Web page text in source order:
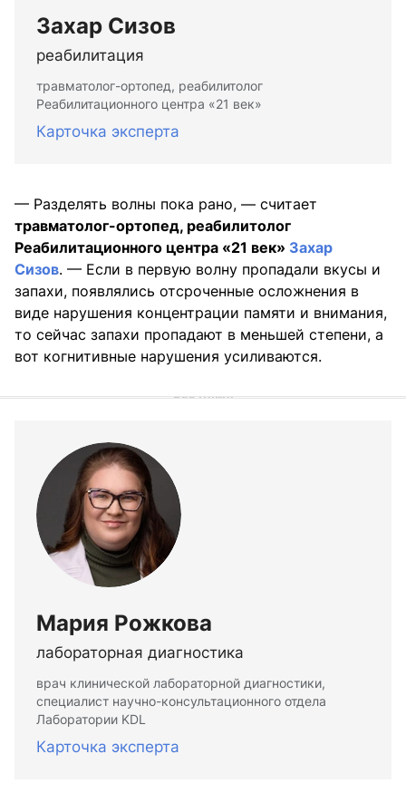
Захар Сизов
реабилитация
травматолог-ортопед, реабилитолог
Реабилитационного центра «21 век»
Карточка эксперта
— Разделять волны пока рано, — считает
травматолог-ортопед, реабилитолог
Реабилитационного центра «21 век» Захар
Сизов. — Если в первую волну пропадали вкусы и
запахи, появлялись отсроченные осложнения в
виде нарушения концентрации памяти и внимания,
то сейчас запахи пропадают в меньшей степени, а
вот когнитивные нарушения усиливаются.
Мария Рожкова
лабораторная диагностика
врач клинической лабораторной диагностики,
специалист научно-консультационного отдела
Лаборатории KDL
Карточка эксперта